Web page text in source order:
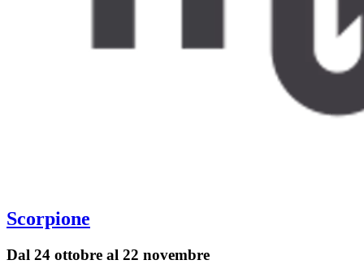
Scorpione
Dal 24 ottobre al 22 novembre